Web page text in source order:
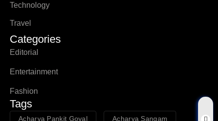
Technology
Travel
Categories
Editorial
Entertainment
Fashion
Tags
Acharya Pankit Goyal Acharya Sangam